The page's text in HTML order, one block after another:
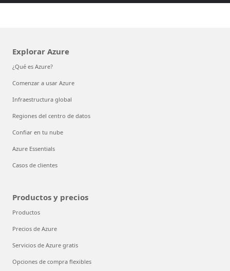
Explorar Azure
¿Qué es Azure?
Comenzar a usar Azure
Infraestructura global
Regiones del centro de datos
Confiar en tu nube
Azure Essentials
Casos de clientes
Productos y precios
Productos
Precios de Azure
Servicios de Azure gratis
Opciones de compra flexibles